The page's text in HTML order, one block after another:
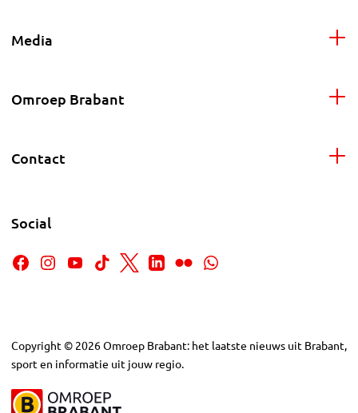
Media
Omroep Brabant
Contact
Social
Copyright © 2026Omroep Brabant: het laatste nieuws uit Brabant,
sport en informatie uit jouw regio.